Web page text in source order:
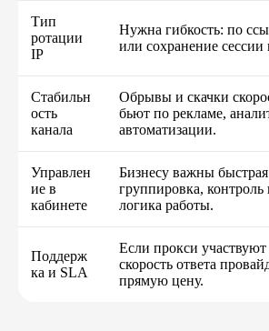
Тип
ротации
IP
Нужна гибкость: по
или сохранение сессии
Стабильн
ость
канала
Обрывы и скачки
бьют по рекламе,
автоматизации.
Управлен
ие в
кабинете
Бизнесу важны
группировка, контроль
логика работы.
Поддерж
ка и SLA
Если прокси участвуют
скорость ответа
прямую цену.
статьи
Блог